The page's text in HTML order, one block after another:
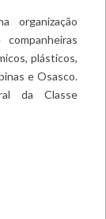
organização
plásticos,
e Osasco.
da Classe